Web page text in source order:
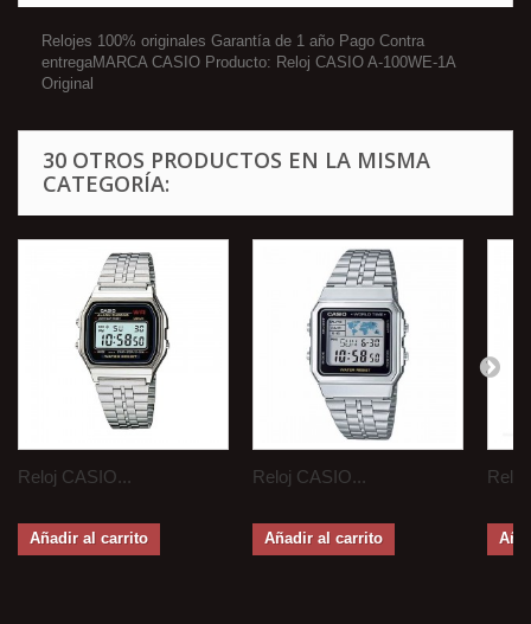
Relojes 100% originales Garantía de 1 año Pago Contra
entregaMARCA CASIO Producto: Reloj CASIO A-100WE-1A
Original
30 OTROS PRODUCTOS EN LA MISMA
CATEGORÍA:
Reloj CASIO...
Añadir al carrito
Reloj CASIO...
Añadir al carrito